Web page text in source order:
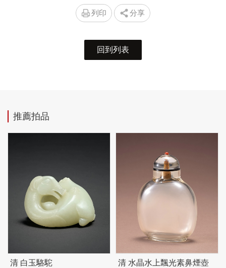
列印 分享
回到列表
推薦拍品
清 白玉駱駝 清 水晶水上飄光素鼻煙壺